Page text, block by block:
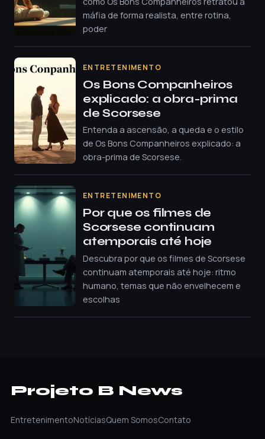
máfia de forma realista, entre rotina,
poder
ENTRETENIMENTO
Os Bons Companheiros
explicado: a obra-prima
de Scorsese
Entenda a ascensão, a queda e o estilo
de Os Bons Companheiros explicado: a
obra-prima de Scorsese.
ENTRETENIMENTO
Por que os filmes de
Scorsese continuam
atemporais até hoje
Descubra por que os filmes de Scorsese
continuam atemporais até hoje: ritmo
humano, temas que não envelhecem e
escolhas
Projeto B News
EntretenimentoNotíciasQuem SomosContato